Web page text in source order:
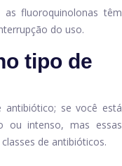
as fluoroquinolonas têm
do uso.
tipo de
se você está
ou intenso, mas essas
de antibióticos.